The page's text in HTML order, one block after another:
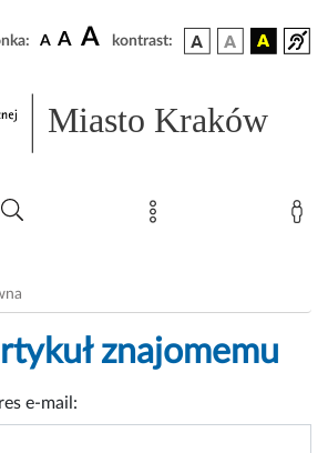
A A A kontrast:
Miasto Kraków
znajomemu
e-mail: